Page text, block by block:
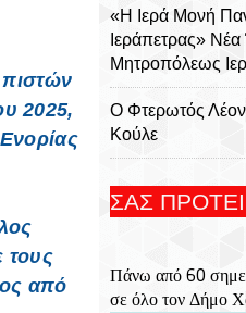
2025,
τους
από
«Η Ιερά Μονή
Ιεράπετρας»
Μητροπόλεως
Ο Φτερωτός
Κούλε
Εμβληματικής
Του Ριζαρείου
ΣΑΣ
Πάνω από 60
σε όλο τον Δήμο